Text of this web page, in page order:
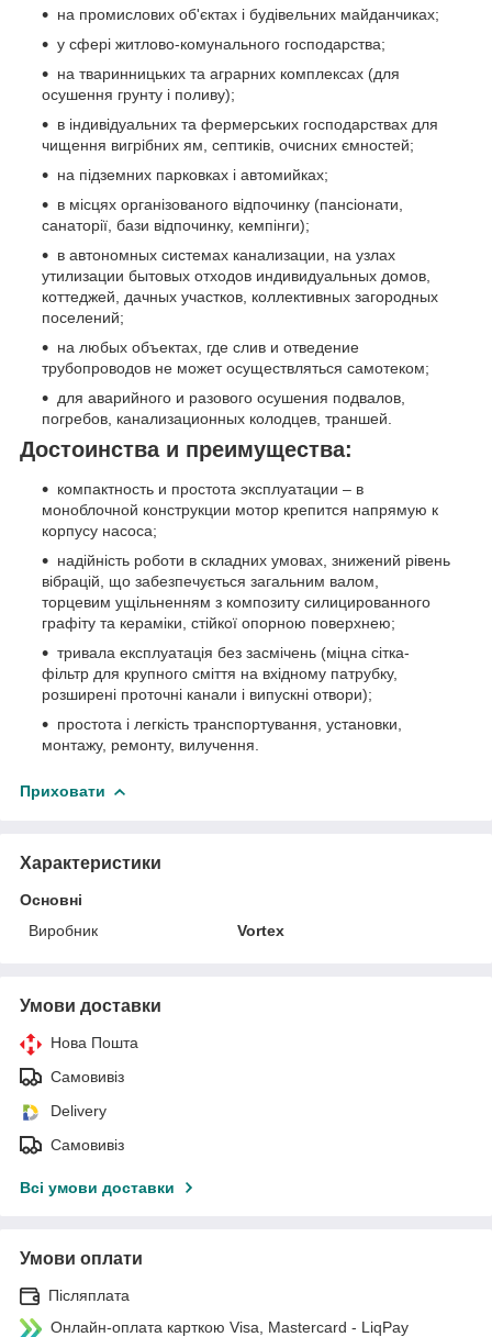
на промислових об'єктах і будівельних майданчиках;
у сфері житлово-комунального господарства;
на тваринницьких та аграрних комплексах (для
осушення грунту і поливу);
в індивідуальних та фермерських господарствах для
чищення вигрібних ям, септиків, очисних ємностей;
на підземних парковках і автомийках;
в місцях організованого відпочинку (пансіонати,
санаторії, бази відпочинку, кемпінги);
в автономных системах канализации, на узлах
утилизации бытовых отходов индивидуальных домов,
коттеджей, дачных участков, коллективных загородных
поселений;
на любых объектах, где слив и отведение
трубопроводов не может осуществляться самотеком;
для аварийного и разового осушения подвалов,
погребов, канализационных колодцев, траншей.
Достоинства и преимущества:
компактность и простота эксплуатации – в
моноблочной конструкции мотор крепится напрямую к
корпусу насоса;
надійність роботи в складних умовах, знижений рівень
вібрацій, що забезпечується загальним валом,
торцевим ущільненням з композиту силицированного
графіту та кераміки, стійкої опорною поверхнею;
тривала експлуатація без засмічень (міцна сітка-
фільтр для крупного сміття на вхідному патрубку,
розширені проточні канали і випускні отвори);
простота і легкість транспортування, установки,
монтажу, ремонту, вилучення.
Приховати
Характеристики
Основні
Виробник
Vortex
Умови доставки
Нова Пошта
Самовивіз
Delivery
Самовивіз
Всі умови доставки
Умови оплати
Післяплата
Онлайн-оплата карткою Visa, Mastercard - LiqPay